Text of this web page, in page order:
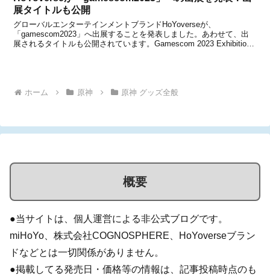
展タイトルも公開
グローバルエンターテインメントブランドHoYoverseが、
「gamescom2023」へ出展することを発表しました。あわせて、出
展されるタイトルも公開されています。Gamescom 2023 Exhibition
ホーム 原神 原神 グッズ全般
概要
●当サイトは、個人運営による非公式ブログです。
miHoYo、株式会社COGNOSPHERE、HoYoverseブラン
ドなどとは一切関係がありません。
●掲載してる発売日・価格等の情報は、記事投稿時点のも